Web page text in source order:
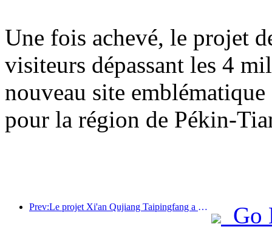
Une fois achevé, le projet
visiteurs dépassant les 4
nouveau site
pour la région de Pékin-
Prev:Le projet Xi'an Qujiang Taipingfang a officiellement débuté sa construction, avec une superficie totale de 137 000 mètres carrés.
Go